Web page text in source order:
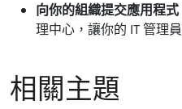
向你的組織提交應用程式
理中心，讓你的 IT 管理
相關主題